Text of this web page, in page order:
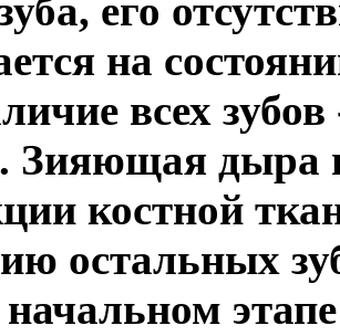
его
на
всех
Зияющая дыра
костной
остальных